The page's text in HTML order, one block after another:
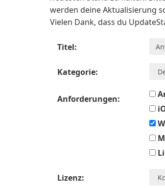
werden deine Aktualisierung
Vielen Dank, dass du
Titel:
Kategorie:
Anforderungen:
Lizenz: